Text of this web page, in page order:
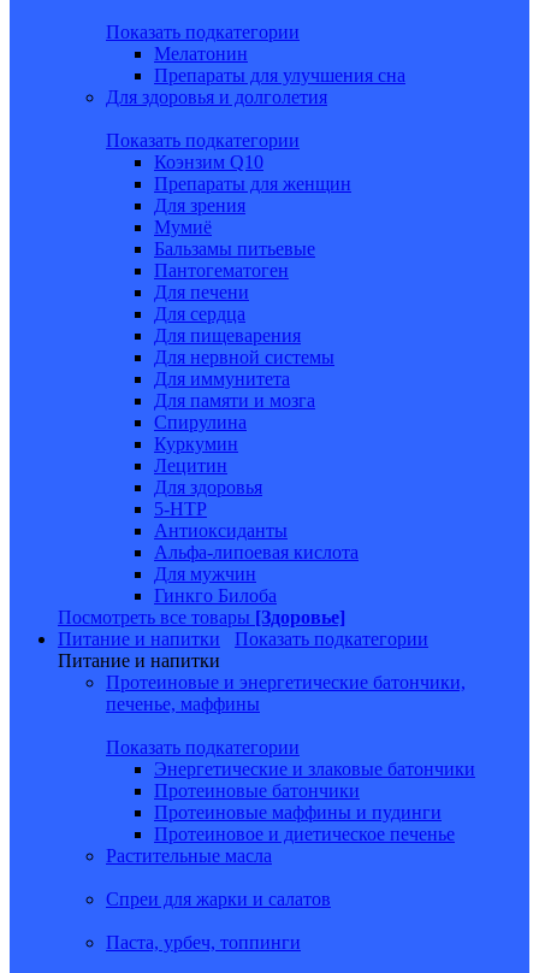
Показать подкатегории
Мелатонин
Препараты для улучшения сна
Для здоровья и долголетия
Показать подкатегории
Коэнзим Q10
Препараты для женщин
Для зрения
Мумиё
Бальзамы питьевые
Пантогематоген
Для печени
Для сердца
Для пищеварения
Для нервной системы
Для иммунитета
Для памяти и мозга
Спирулина
Куркумин
Лецитин
Для здоровья
5-HTP
Антиоксиданты
Альфа-липоевая кислота
Для мужчин
Гинкго Билоба
Посмотреть все товары [Здоровье]
Питание и напитки
Показать подкатегории
Питание и напитки
Протеиновые и энергетические батончики,
печенье, маффины
Показать подкатегории
Энергетические и злаковые батончики
Протеиновые батончики
Протеиновые маффины и пудинги
Протеиновое и диетическое печенье
Растительные масла
Спреи для жарки и салатов
Паста, урбеч, топпинги